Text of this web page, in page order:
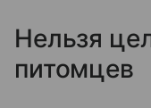
Нельзя
питомцев